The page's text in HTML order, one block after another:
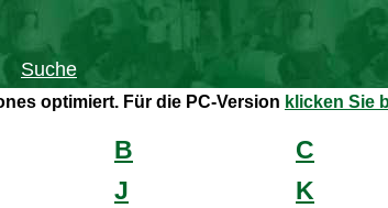
Suche
optimiert. Für die PC-Version klicken Sie
B C
J K